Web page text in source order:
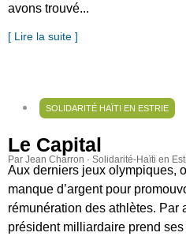
avons trouvé...
[ Lire la suite ]
SOLIDARITÉ HAÏTI EN ESTRIE
Le Capital
Par Jean Charron · Solidarité-Haïti en
Aux derniers jeux olympiques,
manque d’argent pour
rémunération des athlètes. Par
président milliardaire prend